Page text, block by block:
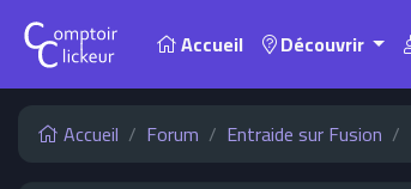
Accueil Découvrir
Accueil Forum Entraide sur Fusion